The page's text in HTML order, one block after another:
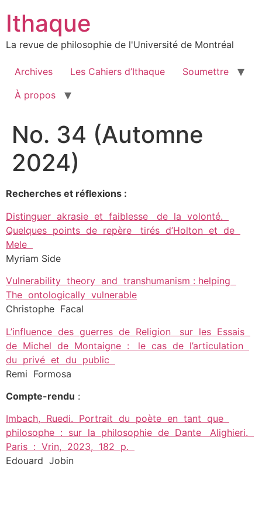
contenu
Ithaque
La revue de philosophie de l'Université de Montréal
Archives Les Cahiers d’Ithaque
Soumettre
À propos
No. 34 (Automne
2024)
Recherches et réflexions :
Distinguer akrasie et faiblesse de la volonté.
Quelques points de repère tirés d’Holton et de
Mele
Myriam Side
Vulnerability theory and transhumanism : helping
The ontologically vulnerable
Christophe Facal
L’influence des guerres de Religion sur les Essais
de Michel de Montaigne : le cas de l’articulation
du privé et du public
Remi Formosa
Compte-rendu :
Imbach, Ruedi. Portrait du poète en tant que
philosophe : sur la philosophie de Dante Alighieri.
Paris : Vrin, 2023, 182 p.
Edouard Jobin